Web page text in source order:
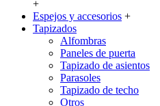
+
Espejos y accesorios +
Tapizados
Alfombras
Paneles de puerta
Tapizado de asientos
Parasoles
Tapizado de techo
Otros